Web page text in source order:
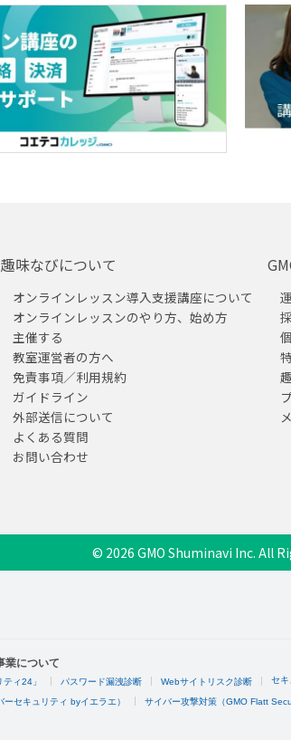
趣味なびについて
オンラインレッスン導入支援講座について
オンラインレッスンのやり方、始め方
主催する
教室運営者の方へ
免責事項／利用規約
ガイドライン
外部送信について
よくある質問
お問い合わせ
© 2026 GMO Shuminavi Inc. All